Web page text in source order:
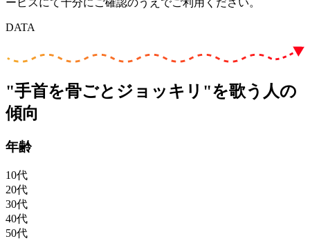
DATA
"手首を骨ごとジョッキリ"を歌う人の
傾向
年齢
10代
20代
30代
40代
50代